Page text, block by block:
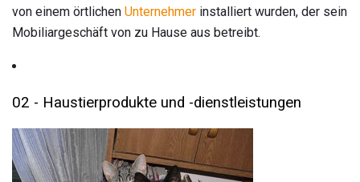
von einem örtlichen Unternehmer installiert wurden, der sein
Mobiliargeschäft von zu Hause aus betreibt.
02 - Haustierprodukte und -dienstleistungen